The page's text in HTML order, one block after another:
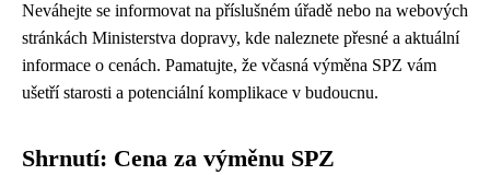
Neváhejte se informovat na příslušném úřadě nebo na webových
stránkách Ministerstva dopravy, kde naleznete přesné a aktuální
informace o cenách. Pamatujte, že včasná výměna SPZ vám
ušetří starosti a potenciální komplikace v budoucnu.
Shrnutí: Cena za výměnu SPZ